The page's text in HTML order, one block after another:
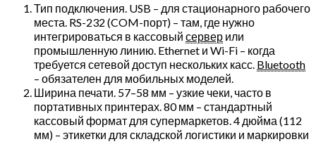
Тип подключения. USB – для стационарного рабочего
места. RS-232 (COM-порт) – там, где нужно
интегрироваться в кассовый сервер или
промышленную линию. Ethernet и Wi-Fi – когда
требуется сетевой доступ нескольких касс. Bluetooth
– обязателен для мобильных моделей.
Ширина печати. 57–58 мм – узкие чеки, часто в
портативных принтерах. 80 мм – стандартный
кассовый формат для супермаркетов. 4 дюйма (112
мм) – этикетки для складской логистики и маркировки